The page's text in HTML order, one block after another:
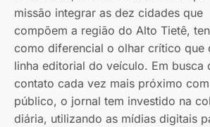
missão integrar as dez cidades que
compõem a região do Alto Tietê,
como diferencial o olhar crítico que
linha editorial do veículo. Em busca
contato cada vez mais próximo
público, o jornal tem investido na
diária, utilizando as mídias digitais